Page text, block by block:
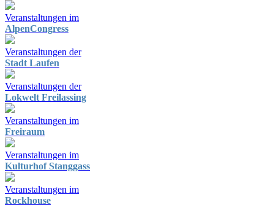
Veranstaltungen im
AlpenCongress
Veranstaltungen der
Stadt Laufen
Veranstaltungen der
Lokwelt Freilassing
Veranstaltungen im
Freiraum
Veranstaltungen im
Kulturhof Stanggass
Veranstaltungen im
Rockhouse